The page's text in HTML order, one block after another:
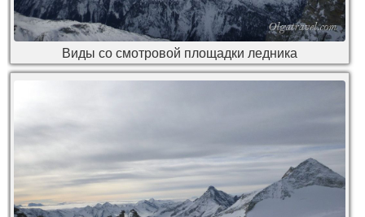
Виды со смотровой площадки ледника